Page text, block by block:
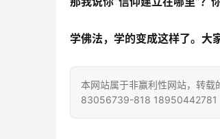
学佛法，学的变成这样了。大
本网站属于非赢利性网站，转
83056739-818 18950442781